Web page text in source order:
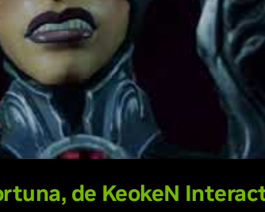
de KeokeN